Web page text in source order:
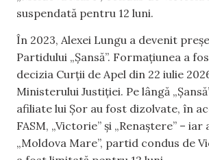
suspendată pentru 12 luni.
În 2023, Alexei Lungu a devenit
Partidului „Șansă”. Formațiunea a
decizia Curții de Apel din 22 iulie
Ministerului Justiției. Pe lângă
afiliate lui Șor au fost dizolvate, în
FASM, „Victorie” și „Renaștere” –
„Moldova Mare”, partid condus de